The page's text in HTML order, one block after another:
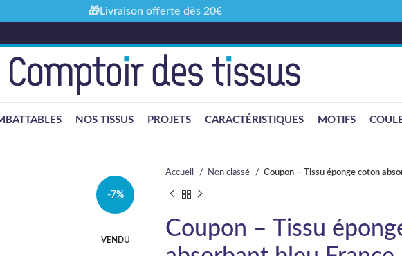
NOS TISSUS PROJETS CARACTÉRISTIQUES MOTIFS
-7%
VENDU
Accueil Non classé Coupon – Tissu éponge coton
Coupon – Tissu
🎁Livraison offerte dès 20€